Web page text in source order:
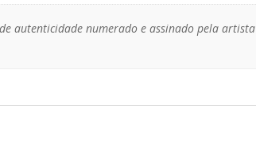
autenticidade numerado e assinado pela artista